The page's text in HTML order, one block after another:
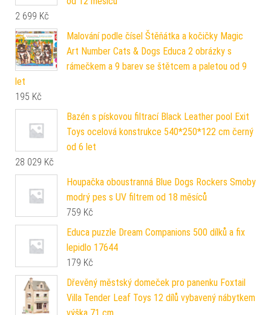
2 699 Kč
Malování podle čísel Štěňátka a kočičky Magic
Art Number Cats & Dogs Educa 2 obrázky s
rámečkem a 9 barev se štětcem a paletou od 9
let
195 Kč
Bazén s pískovou filtrací Black Leather pool Exit
Toys ocelová konstrukce 540*250*122 cm černý
od 6 let
28 029 Kč
Houpačka oboustranná Blue Dogs Rockers Smoby
modrý pes s UV filtrem od 18 měsíců
759 Kč
Educa puzzle Dream Companions 500 dílků a fix
lepidlo 17644
179 Kč
Dřevěný městský domeček pro panenku Foxtail
Villa Tender Leaf Toys 12 dílů vybavený nábytkem